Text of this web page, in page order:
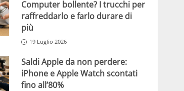
Computer bollente? I trucchi per
raffreddarlo e farlo durare di
più
19 Luglio 2026
Saldi Apple da non perdere:
iPhone e Apple Watch scontati
fino all’80%